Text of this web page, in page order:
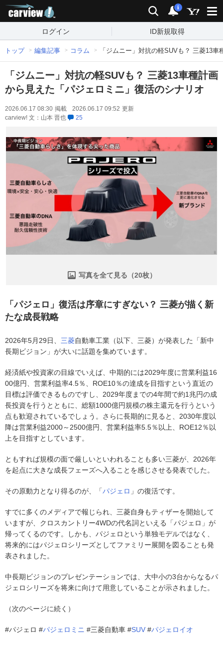
検索 通知
i
ログイン ID新規取得
トップ 編集記事 コラム 「ジムニー」対抗の軽SUVも？ 三菱13
「ジムニー」対抗の軽SUVも？ 三菱13車種計画
から見えた「パジェロミニ」復活のシナリオ
2026.06.17 08:30 掲載 2026.06.17 09:52 更新
carview! 文：山本 晋也
25
写真を全て見る（20枚）
「パジェロ」復活は序章にすぎない？ 三菱が描く新
たな成長戦略
2026年5月29日、 三菱自動車工業（以下、三菱）が発表した「新中
長期ビジョン」が大いに話題を集めています。
経済紙や投資家の目線でいえば、中期的には2029年度に営業利益16
00億円、営業利益率4.5％、ROE10％の達成を目指すという直近の
目標は評価できるものですし、2029年度までの4年間で約1兆円の成
長投資を行うとともに、総額1000億円規模の株主還元を行うという
点も歓迎されているでしょう。さらに長期的に見ると、2030年度以
降は営業利益2000～2500億円、営業利益率5.5％以上、ROE12％以
上を目指すとしています。
ともすれば規模の面で厳しいといわれることも多い三菱が、2026年
を起点に大きな成長フェーズへ入ることを感じさせる発表でした。
その原動力となり得るのが、「パジェロ 」の復活です。
すでに多くのメディアで報じられ、三菱自身もティザーを開始して
いますが、クロスカントリー4WDの代名詞といえる「パジェロ」が
帰ってくるのです。しかも、パジェロという単独モデルではなく、
将来的にはパジェロシリーズとしてファミリー展開を図ることも発
表されました。
中長期ビジョンのプレゼンテーションでは、大中小の3台からなるパ
ジェロシリーズを将来に向けて用意していることが示されました。
（次のページに続く）
#パジェロ #パジェロミニ #三菱自動車 #SUV #パジェロイオ